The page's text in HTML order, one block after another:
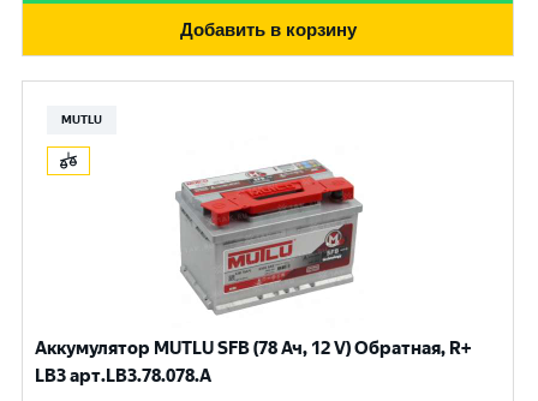
Добавить в корзину
MUTLU
Аккумулятор MUTLU SFB (78 Ач, 12 V) Обратная, R+
LB3 арт.LВ3.78.078.A